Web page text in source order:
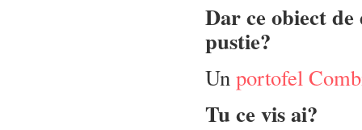
Dar ce obiect
pustie?
Un portofel
Tu ce vis ai?